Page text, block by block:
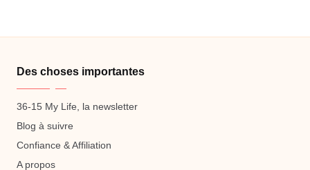
Des choses importantes
36-15 My Life, la newsletter
Blog à suivre
Confiance & Affiliation
A propos